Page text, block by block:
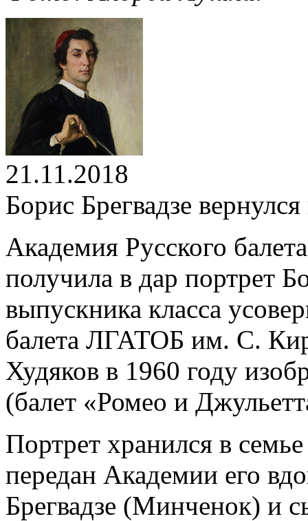
21.11.2018
Борис Брегвадзе
Академия Русского
получила в дар портрет
выпускника класса
балета ЛГАТОБ им. С.
Худяков в 1960 году
(балет «Ромео и
Портрет хранился в
передан Академии его
Брегвадзе (Минченок) и